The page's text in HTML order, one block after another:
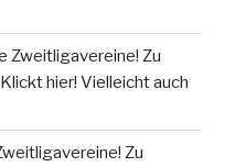
Zweitligavereine! Zu
hier! Vielleicht auch
Zu